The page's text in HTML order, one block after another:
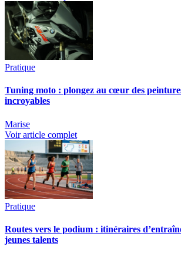
Pratique
Tuning moto : plongez au cœur des
incroyables
Marise
Voir article complet
Pratique
Routes vers le podium : itinéraires
jeunes talents